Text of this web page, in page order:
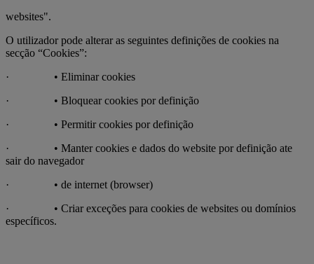
websites".
O utilizador pode alterar as seguintes definições de cookies na
secção “Cookies”:
· • Eliminar cookies
· • Bloquear cookies por definição
· • Permitir cookies por definição
· • Manter cookies e dados do website por definição ate
sair do navegador
· • de internet (browser)
· • Criar exceções para cookies de websites ou domínios
específicos.